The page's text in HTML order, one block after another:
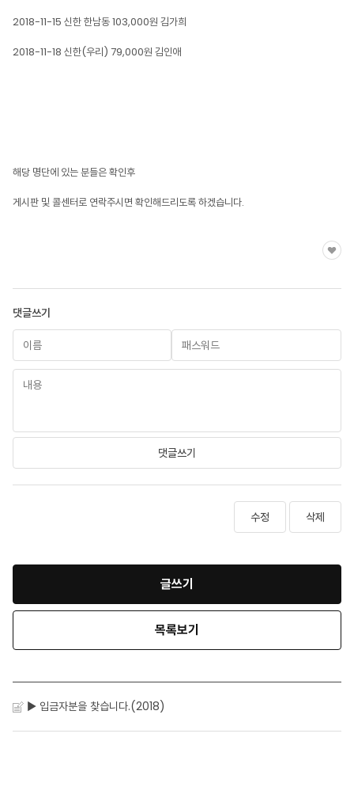
2018-11-15 신한 한남동 103,000원 김가희
2018-11-18 신한(우리) 79,000원 김인애
해당 명단에 있는 분들은 확인후
게시판 및 콜센터로 연락주시면 확인해드리도록 하겠습니다.
댓글쓰기
댓글쓰기
수정 삭제
글쓰기
목록보기
▶ 입금자분을 찾습니다.(2018)